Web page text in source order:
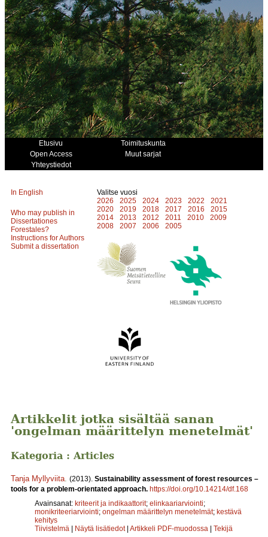
Etusivu
Toimituskunta
Open Access
Muut sarjat
Yhteystiedot
In English
Who may publish in
Dissertationes
Forestales?
Instructions for Authors
Submit a dissertation
Valitse vuosi
2026
2025 2024 2023 2022
2021
2020
2019 2018 2017 2016
2015
2014
2013 2012 2011 2010
2009
2008
2007 2006 2005
Artikkelit jotka sisältää sanan
'ongelman määrittelyn menetelmät'
Kategoria : Articles
Tanja Myllyviita (2013). Sustainability assessment of forest resources –
tools for a problem-orientated approach. https://doi.org/10.14214/df.168
Avainsanat: kriteerit ja indikaattorit; elinkaariarviointi;
monikriteeriarviointi; ongelman määrittelyn menetelmät; kestävä
kehitys
Tiivistelmä | Näytä lisätiedot | Artikkeli PDF-muodossa | Tekijä